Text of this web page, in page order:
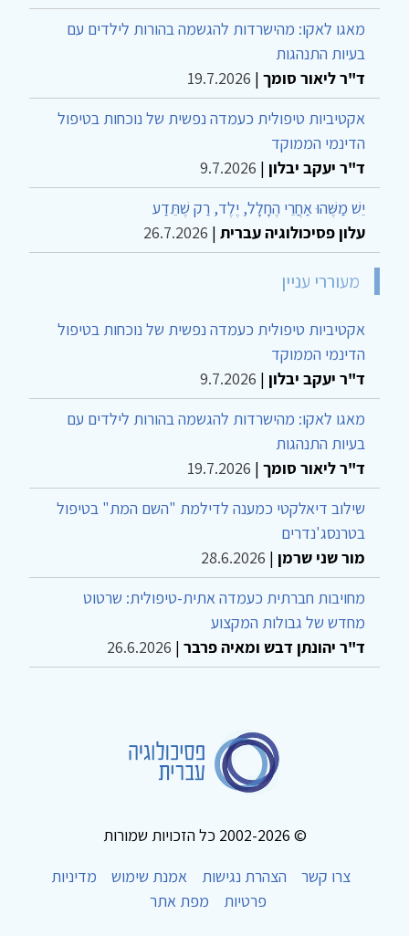
מאגו לאקו: מהישרדות להגשמה בהורות לילדים עם
בעיות התנהגות
ד"ר ליאור סומך |
19.7.2026
אקטיביות טיפולית כעמדה נפשית של נוכחות בטיפול
הדינמי הממוקד
ד"ר יעקב יבלון |
9.7.2026
יֵשׁ מַשֶּׁהוּ אַחֲרֵי הֶחָלָל, יֶלֶד, רַק שֶׁתֵּדַע
עלון פסיכולוגיה עברית |
26.7.2026
מעוררי עניין
אקטיביות טיפולית כעמדה נפשית של נוכחות בטיפול
הדינמי הממוקד
ד"ר יעקב יבלון |
9.7.2026
מאגו לאקו: מהישרדות להגשמה בהורות לילדים עם
בעיות התנהגות
ד"ר ליאור סומך |
19.7.2026
שילוב דיאלקטי כמענה לדילמת "השם המת" בטיפול
בטרנסג'נדרים
מור שני שרמן |
28.6.2026
מחויבות חברתית כעמדה אתית-טיפולית: שרטוט
מחדש של גבולות המקצוע
ד"ר יהונתן דבש ומאיה פרבר |
26.6.2026
© 2002-2026 כל הזכויות שמורות
צרו קשר
הצהרת נגישות אמנת שימוש
מדיניות
פרטיות
מפת אתר